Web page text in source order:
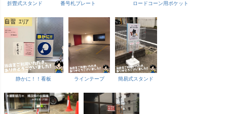
折畳式スタンド 番号札プレート ロードコーン用ポケット
静かに！！看板 ラインテープ 簡易式スタンド